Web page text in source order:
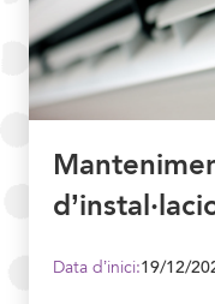
Data d’inici:19/12/